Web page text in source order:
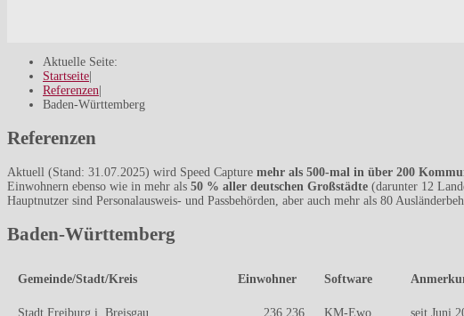
Aktuelle Seite:
Startseite
Referenzen
Baden-Württemberg
Referenzen
Aktuell (Stand: 31.07.2025) wird Speed Capture mehr als 500-mal in über 200
Einwohnern ebenso wie in mehr als 50 % aller deutschen Großstädte (darunter 12
Hauptnutzer sind Personalausweis- und Passbehörden, aber auch mehr als 80
Baden-Württemberg
Gemeinde/Stadt/Kreis Einwohner Software
Stadt Freiburg i. Breisgau 236.236
KM-Ewo,
seit Juni